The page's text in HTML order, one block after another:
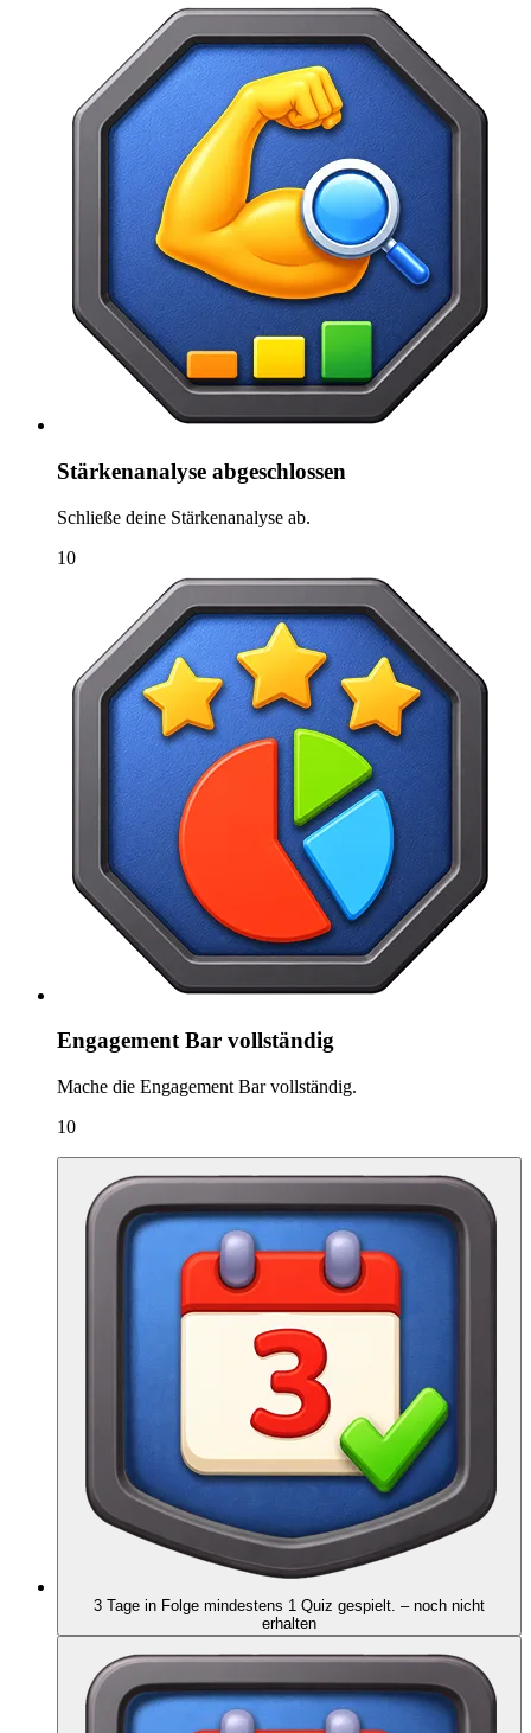
Stärkenanalyse abgeschlossen
Schließe deine Stärkenanalyse ab.
10
Engagement Bar vollständig
Mache die Engagement Bar vollständig.
10
3 Tage in Folge mindestens 1 Quiz gespielt. – noch nicht
erhalten